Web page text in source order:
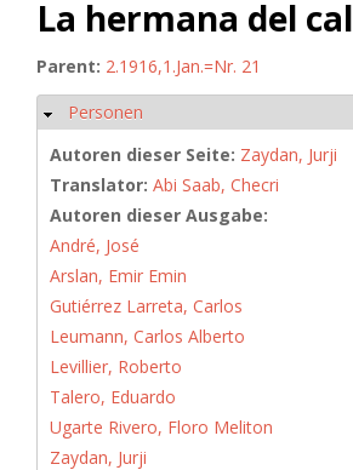
La hermana del
Parent: 2.1916,1.Jan.=Nr. 21
Ausblenden
Personen
Autoren dieser Seite: Zaydan, Jurji
Translator: Abi Saab, Checri
Autoren dieser Ausgabe:
André, José
Arslan, Emir Emin
Gutiérrez Larreta, Carlos
Leumann, Carlos Alberto
Levillier, Roberto
Talero, Eduardo
Ugarte Rivero, Floro Meliton
Zaydan, Jurji